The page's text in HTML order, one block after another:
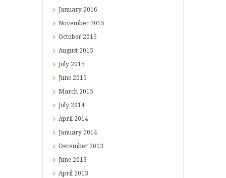
January 2016
November 2015
October 2015
August 2015
July 2015
June 2015
March 2015
July 2014
April 2014
January 2014
December 2013
June 2013
April 2013